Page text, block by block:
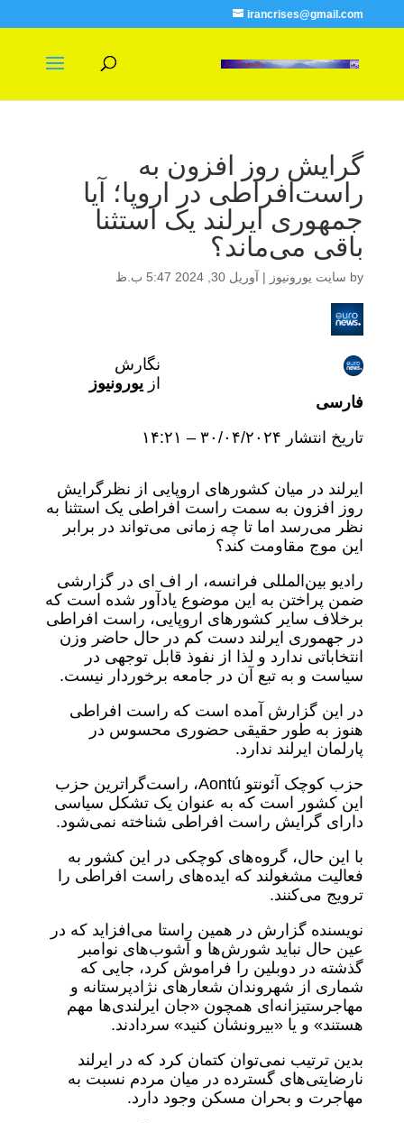
irancrises@gmail.com
گرایش روز افزون به
راست‌افراطی در اروپا؛ آیا
جمهوری ایرلند یک استثنا
باقی می‌ماند؟
by سایت یورونیوز | آوریل 30, 2024 5:47 ب.ظ
نگارش
از یورونیوز
فارسی
تاریخ انتشار ۳۰/۰۴/۲۰۲۴ – ۱۴:۲۱
ایرلند در میان کشورهای اروپایی از نظرگرایش
روز افزون به سمت راست افراطی یک استثنا به
نظر می‌رسد اما تا چه زمانی می‌تواند در برابر
این موج مقاومت کند؟
رادیو بین‌المللی فرانسه، ار اف ای در گزارشی
ضمن پراختن به این موضوع یادآور شده است که
برخلاف سایر کشورهای اروپایی، راست افراطی
در جهموری ایرلند دست کم در حال حاضر وزن
انتخاباتی ندارد و لذا از نفوذ قابل توجهی در
سیاست و به تبع آن در جامعه برخوردار نیست.
در این گزارش آمده است که راست افراطی
هنوز به طور حقیقی حضوری محسوس در
پارلمان ایرلند ندارد.
حزب کوچک آئونتو Aontú، راست‌گراترین حزب
این کشور است که به عنوان یک تشکل سیاسی
دارای گرایش راست افراطی شناخته نمی‌شود.
با این حال، گروه‌های کوچکی در این کشور به
فعالیت مشغولند که ایده‌های راست افراطی را
ترویج می‌کنند.
نویسنده گزارش در همین راستا می‌افزاید که در
عین حال نباید شورش‌‌ها و آشوب‌های نوامبر
گذشته در دوبلین را فراموش کرد، جایی که
شماری از شهروندان شعار‌های نژادپرستانه‌ و
مهاجرستیزانه‌ای همچون «جان‌ ایرلندی‌ها مهم
هستند» و یا «بیرونشان کنید» سردادند.
بدین ترتیب نمی‌توان کتمان کرد که در ایرلند
نارضایتی‌های گسترده در میان مردم نسبت به
مهاجرت و بحران مسکن وجود دارد.